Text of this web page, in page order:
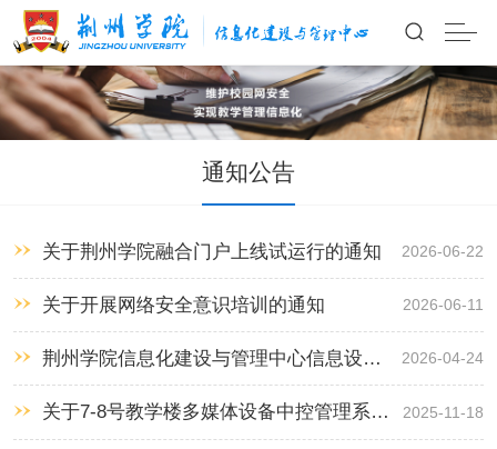
通知公告
关于荆州学院融合门户上线试运行的通知 2026-06-22
关于开展网络安全意识培训的通知 2026-06-11
荆州学院信息化建设与管理中心信息设备
运维助理团招聘公告
2026-04-24
关于7-8号教学楼多媒体设备中控管理系统 2025-11-18